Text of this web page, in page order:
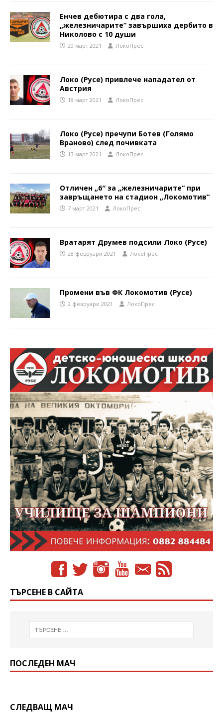
Енчев дебютира с два гола,
„железничарите“ завършиха дербито в
Николово с 10 души
20 март 2021 ЛокоПрес
Локо (Русе) привлече нападател от
Австрия
18 март 2021 ЛокоПрес
Локо (Русе) пречупи Ботев (Голямо
Враново) след почивката
13 март 2021 ЛокоПрес
Отличен „6″ за „железничарите“ при
завръщането на стадион „Локомотив“
7 март 2021 ЛокоПрес
Вратарят Друмев подсили Локо (Русе)
28 февруари 2021 ЛокоПрес
Промени във ФК Локомотив (Русе)
2 февруари 2021 ЛокоПрес
ТЪРСЕНЕ В САЙТА
ПОСЛЕДЕН МАЧ
СЛЕДВАЩ МАЧ